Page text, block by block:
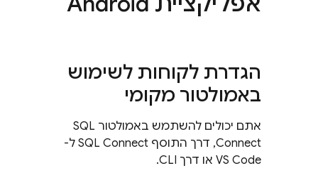
הגדרת לקוחות לשימוש
באמולטור מקומי
אתם יכולים להשתמש באמולטור SQL
Connect
, דרך התוסף SQL Connect ל-
VS Code או דרך CLI.